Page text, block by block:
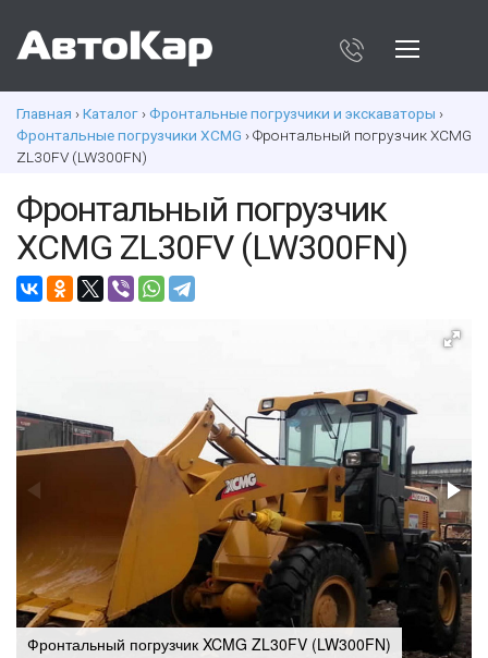
Главная ›Каталог ›Фронтальные погрузчики и экскаваторы ›
Фронтальные погрузчики XCMG › Фронтальный погрузчик XCMG
ZL30FV (LW300FN)
Фронтальный погрузчик
XCMG ZL30FV (LW300FN)
Фронтальный погрузчик XCMG ZL30FV (LW300FN)